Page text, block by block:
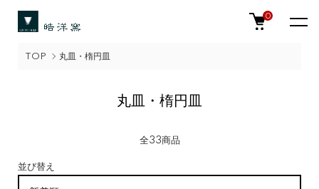
0
TOP 丸皿・楕円皿
丸皿・楕円皿
全33商品
並び替え